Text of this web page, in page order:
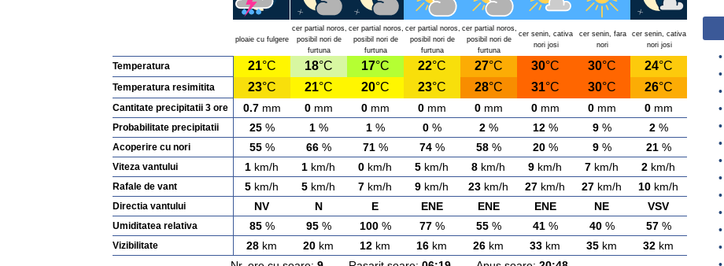
ploaie cu fulgere
cer partial noros,
posibil nori de
furtuna
cer partial noros,
posibil nori de
furtuna
cer partial noros,
posibil nori de
furtuna
cer partial noros,
posibil nori de
furtuna
cer senin, cativa
nori josi
cer senin, fara
nori
cer senin, cativa
nori josi
Temperatura 21°C 18°C 17°C 22°C 27°C 30°C 30°C 24°C
Temperatura resimitita 23°C 21°C 20°C 23°C 28°C 31°C 30°C 26°C
Cantitate precipitatii 3 ore 0.7mm 0mm 0mm 0mm 0mm 0mm 0mm 0mm
Probabilitate precipitatii 25% 1% 1% 0% 2% 12% 9% 2%
Acoperire cu nori 55% 66% 71% 74% 58% 20% 9% 21%
Viteza vantului 1 km/h 1 km/h 0 km/h 5 km/h 8 km/h 9 km/h 7 km/h 2 km/h
Rafale de vant 5 km/h 5 km/h 7 km/h 9 km/h 23 km/h 27 km/h 27 km/h 10 km/h
Directia vantului NV N E ENE ENE ENE NE VSV
Umiditatea relativa 85% 95% 100% 77% 55% 41% 40% 57%
Vizibilitate 28 km 20 km 12 km 16 km 26 km 33 km 35 km 32 km
•
•
•
•
•
•
•
•
•
•
•
•